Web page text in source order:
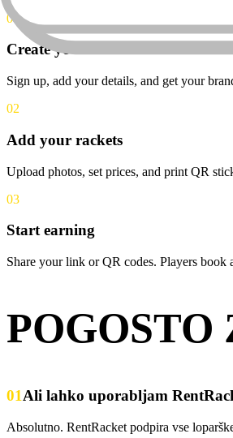
01
Create your club
Sign up, add your details, and get your
02
Add your rackets
Upload photos, set prices, and print QR
03
Start earning
Share your link or QR codes. Players
01Ali lahko uporabljam
Absolutno. RentRacket podpira vse